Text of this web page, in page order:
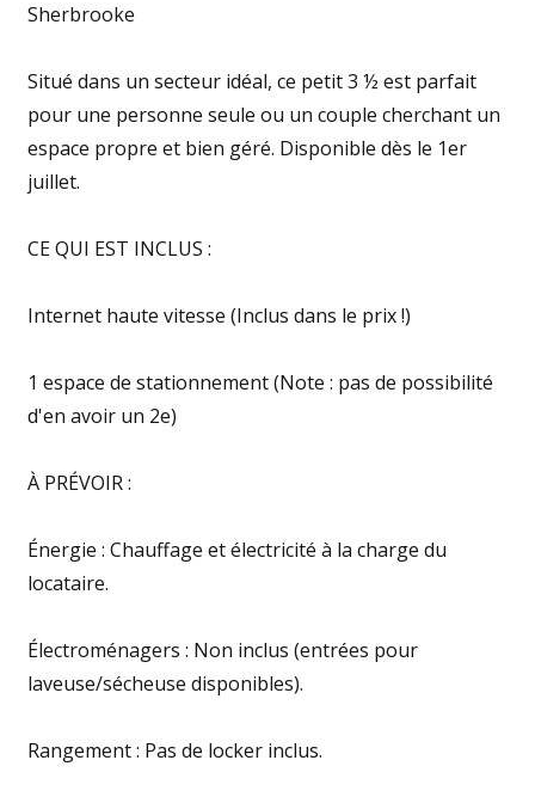
Sherbrooke
Situé dans un secteur idéal, ce petit 3 ½ est parfait
pour une personne seule ou un couple cherchant un
espace propre et bien géré. Disponible dès le 1er
juillet.
CE QUI EST INCLUS :
Internet haute vitesse (Inclus dans le prix !)
1 espace de stationnement (Note : pas de possibilité
d'en avoir un 2e)
À PRÉVOIR :
Énergie : Chauffage et électricité à la charge du
locataire.
Électroménagers : Non inclus (entrées pour
laveuse/sécheuse disponibles).
Rangement : Pas de locker inclus.